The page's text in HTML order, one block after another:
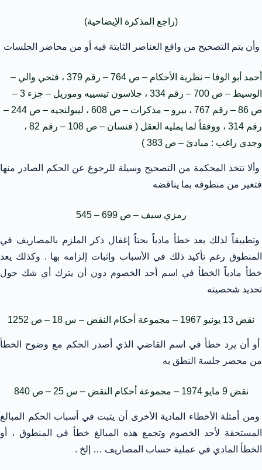
(راجع المذكرة الإيضاحية)
وأن يتم التصحيح من واقع العناصر الثابتة فيه أو من محاضر الجلسات
أحمد أبو الوفا – نظرية الأحكام – ص 764 – رقم 379 ، فتحي والي –
الوسيط – ص 700 – رقم 334 ، جلاسون تيسييه وموريل – جزء 3 –
ص 86 – رقم 767 ، بيرو – مذكرات – ص 608 ، ليبولنجيه – ص 244 –
رقم 314 ، ووفقاً لما يمليه العقل ( فنسان – ص 108 – رقم 82 ،
وجدي راغب : مبادئ – ص 383 )
وألا تتخذ المحكمة من التصحيح وسيلة للرجوع عن الحكم الصادر منها
فتغير من منطوقه بما يناقضه
رمزي سيف – ص 699 – 545
وتطبيقاً لذلك يعد خطأ مادياً بحتاً إغفال ذكر الملزم بالمصاريف في
المنطوق رغم تأكيد ذلك في الأسباب وإثبات إلزامه بها . وكذلك يعد
خطأ مادياً الخطأ في اسم أحد الخصوم دون أن يترك أي شك حول
تحديد شخصيته
نقض 13 يونيو 1967 – مجموعة أحكام النقض – س 18 – ص 1252
أو أن يرد خطأ في اسم القاضي الذي أصدر الحكم مع وضوح الخطأ
من محضر جلسة النطق به
نقض 9 مايو 1974 – مجموعة أحكام النقض – س 25 – ص 840
ومن أمثلة الأخطاء المادية الأخرى أن يثبت في أسباب الحكم المبالغ
المستحقة لأحد الخصوم وتجمع هذه المبالغ خطأ في المنطوق ، أو
الخطأ المادي في عملية حساب المصاريف … إلخ .